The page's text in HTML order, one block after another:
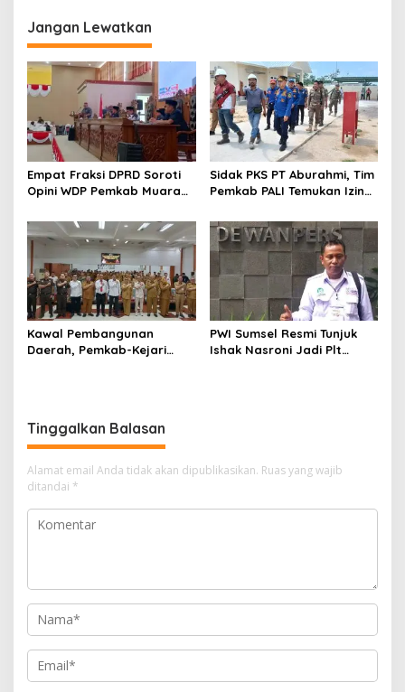
Siapapun
Jangan Lewatkan
Empat Fraksi DPRD Soroti
Opini WDP Pemkab Muara
Kelola Keuangan
Sidak PKS PT Aburahmi, Tim
Pemkab PALI Temukan Izin
Kawal Pembangunan
Daerah, Pemkab-Kejari
PWI Sumsel Resmi Tunjuk
Ishak Nasroni Jadi Plt
Tinggalkan Balasan
Alamat email Anda tidak akan dipublikasikan. Ruas yang wajib
ditandai *